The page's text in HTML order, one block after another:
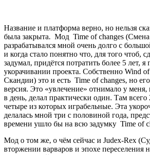
Название и платформа верно, но нельзя
была закрыта. Мод Time of changes
разрабатывался мной очень долго с
и когда стало понятно что, для того чтоб,
задумал, придётся потратить более 5 лет,
укорачивании проекта. Собственно Wind
Скандии) это и есть Time of changes, но
версия. Это «увлечение» отнимало у меня,
в день, делал практически один. Там
четыре из которых играбельные. Эта
делалась мной три с половиной года,
времени ушло бы на всю задумку Time of
Мод о том же, о чём сейчас и Judex-Rex
вторжении варваров и эпохе переселения